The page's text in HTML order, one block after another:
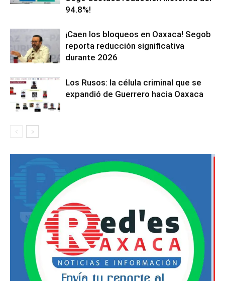
94.8%!
¡Caen los bloqueos en Oaxaca! Segob
reporta reducción significativa
durante 2026
Los Rusos: la célula criminal que se
expandió de Guerrero hacia Oaxaca